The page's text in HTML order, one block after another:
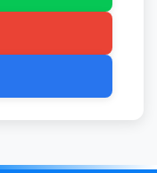
ง
นธ์อาเซียนปี ๒๕๖๒
ขและสิ่งแวดล้อม
ฯ
งปลูกสร้างภ.ด.ส1
ด) ภ.ด.ส.2
.1 และ ภ.ด.ส.2